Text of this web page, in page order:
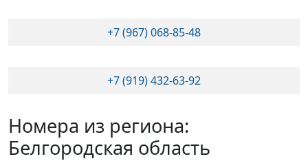
+7 (967) 068-85-48
+7 (919) 432-63-92
Номера из региона:
Белгородская область